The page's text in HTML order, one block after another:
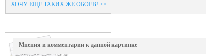
ХОЧУ ЕЩЕ ТАКИХ ЖЕ ОБОЕВ! >>
Мнения и комментарии к данной картинке